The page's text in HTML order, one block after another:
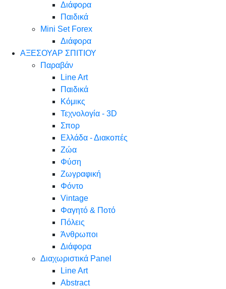
Διάφορα
Παιδικά
Mini Set Forex
Διάφορα
ΑΞΕΣΟΥΑΡ ΣΠΙΤΙΟΥ
Παραβάν
Line Art
Παιδικά
Κόμικς
Τεχνολογία - 3D
Σπορ
Ελλάδα - Διακοπές
Ζώα
Φύση
Ζωγραφική
Φόντο
Vintage
Φαγητό & Ποτό
Πόλεις
Άνθρωποι
Διάφορα
Διαχωριστικά Panel
Line Art
Abstract